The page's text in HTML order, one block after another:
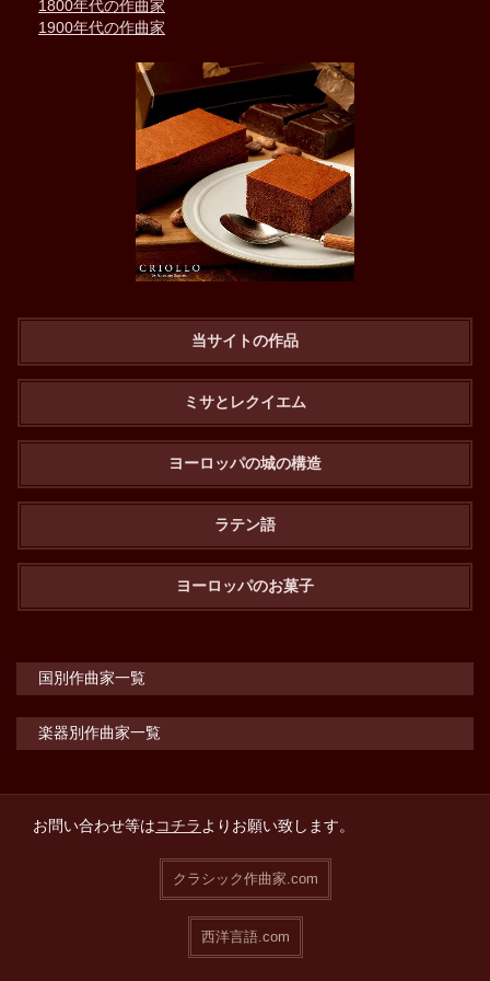
1800年代の作曲家
1900年代の作曲家
当サイトの作品
ミサとレクイエム
ヨーロッパの城の構造
ラテン語
ヨーロッパのお菓子
国別作曲家一覧
楽器別作曲家一覧
お問い合わせ等はコチラよりお願い致します。
クラシック作曲家.com
西洋言語.com